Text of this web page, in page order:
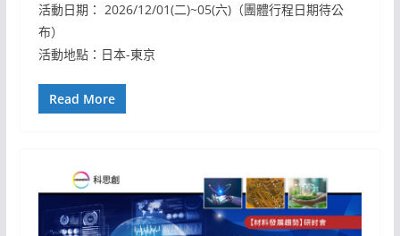
活動日期： 2026/12/01(二)~05(六)（團體行程日期待公
布）
活動地點：日本-東京
Read More